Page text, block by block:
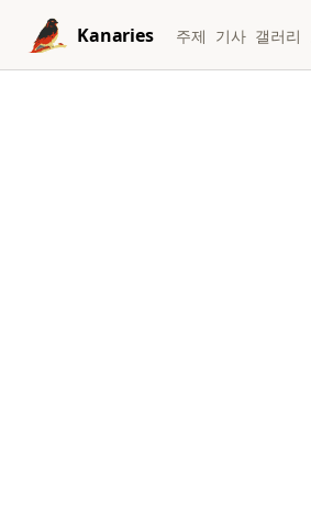
Skip to content
Kanaries
주제 기사 갤러리